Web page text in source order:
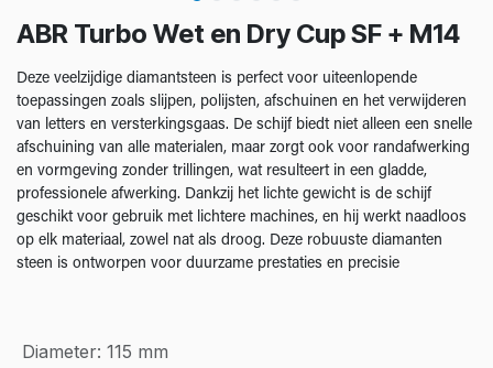
ABR Turbo Wet en Dry Cup SF + M14
Deze veelzijdige diamantsteen is perfect voor uiteenlopende
toepassingen zoals slijpen, polijsten, afschuinen en het verwijderen
van letters en versterkingsgaas. De schijf biedt niet alleen een snelle
afschuining van alle materialen, maar zorgt ook voor randafwerking
en vormgeving zonder trillingen, wat resulteert in een gladde,
professionele afwerking. Dankzij het lichte gewicht is de schijf
geschikt voor gebruik met lichtere machines, en hij werkt naadloos
op elk materiaal, zowel nat als droog. Deze robuuste diamanten
steen is ontworpen voor duurzame prestaties en precisie
Diameter: 115 mm